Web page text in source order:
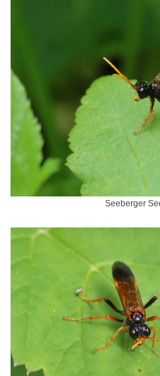
Seeberger